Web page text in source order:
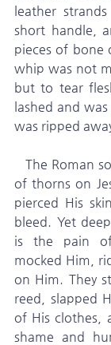
leather
short handle,
pieces of bone
whip was not
but to tear
lashed and
was ripped
   The Roman soldiers placed a crown
of thorns on
pierced His
bleed. Yet
is the pain
mocked Him,
on Him. They
reed, slapped
of His clothes,
shame and